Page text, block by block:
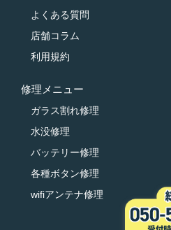
よくある質問
店舗コラム
利用規約
修理メニュー
ガラス割れ修理
水没修理
バッテリー修理
各種ボタン修理
wifiアンテナ修理